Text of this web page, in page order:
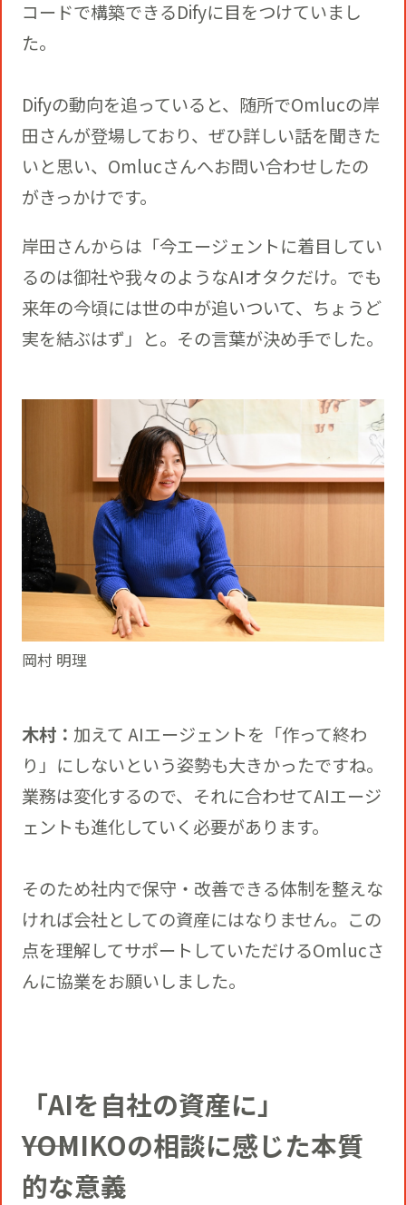
コードで構築できるDifyに目をつけていまし
た。
Difyの動向を追っていると、随所でOmlucの岸
田さんが登場しており、ぜひ詳しい話を聞きた
いと思い、Omlucさんへお問い合わせしたの
がきっかけです。
岸田さんからは「今エージェントに着目してい
るのは御社や我々のようなAIオタクだけ。でも
来年の今頃には世の中が追いついて、ちょうど
実を結ぶはず」と。その言葉が決め手でした。
岡村 明理
木村： 加えて AIエージェントを「作って終わ
り」にしないという姿勢も大きかったですね。
業務は変化するので、それに合わせてAIエージ
ェントも進化していく必要があります。
そのため社内で保守・改善できる体制を整えな
ければ会社としての資産にはなりません。この
点を理解してサポートしていただけるOmlucさ
んに協業をお願いしました。
「AIを自社の資産に」
――YOMIKOの相談に感じた本質
的な意義